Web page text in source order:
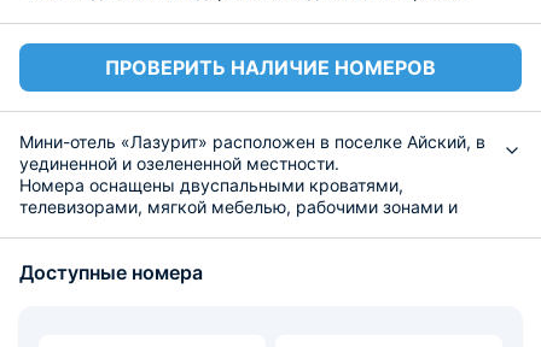
ПРОВЕРИТЬ НАЛИЧИЕ НОМЕРОВ
Мини-отель «Лазурит» расположен в поселке Айский, в
уединенной и озелененной местности.
Номера оснащены двуспальными кроватями,
телевизорами, мягкой мебелью, рабочими зонами и
Кухонные зоны снабжены обеденными столами,
Доступные номера